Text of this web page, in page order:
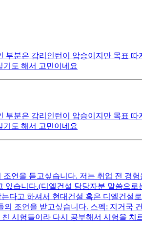
분은 감리인턴이 압승이지만 목표
도 해서 고민이네요
분은 감리인턴이 압승이지만 목표
도 해서 고민이네요
언을 듣고싶습니다. 저는 취업 전 경
습니다.(디엘건설 담당자분 말씀으
다고 하셔서 현대건설 혹은 디엘건설
조언을 받고싶습니다. 스펙: 지거국
시험들이라 다시 공부해서 시험을 치